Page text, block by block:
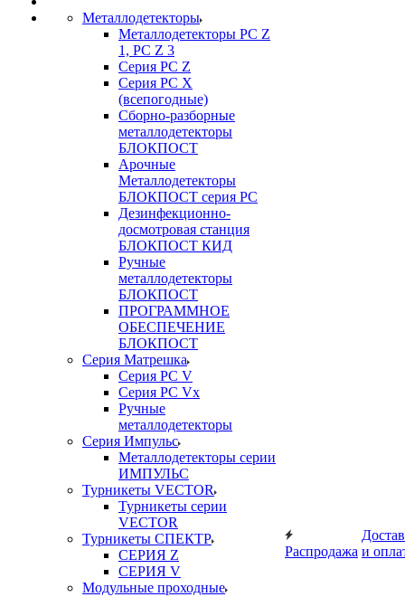
Металлодетекторы
Металлодетекторы РС Z
1, PC Z 3
Серия РС Z
Серия РС X
(всепогодные)
Сборно-разборные
металлодетекторы
БЛОКПОСТ
Арочные
Металлодетекторы
БЛОКПОСТ серия РС
Дезинфекционно-
досмотровая станция
БЛОКПОСТ КИД
Ручные
металлодетекторы
БЛОКПОСТ
ПРОГРАММНОЕ
ОБЕСПЕЧЕНИЕ
БЛОКПОСТ
Серия Матрешка
Серия PC V
Серия PC Vx
Ручные
металлодетекторы
Серия Импульс
Металлодетекторы серии
ИМПУЛЬС
Турникеты VECTOR
Турникеты серии
VECTOR
Турникеты СПЕКТР
СЕРИЯ Z
СЕРИЯ V
Модульные проходные
Распродажа и